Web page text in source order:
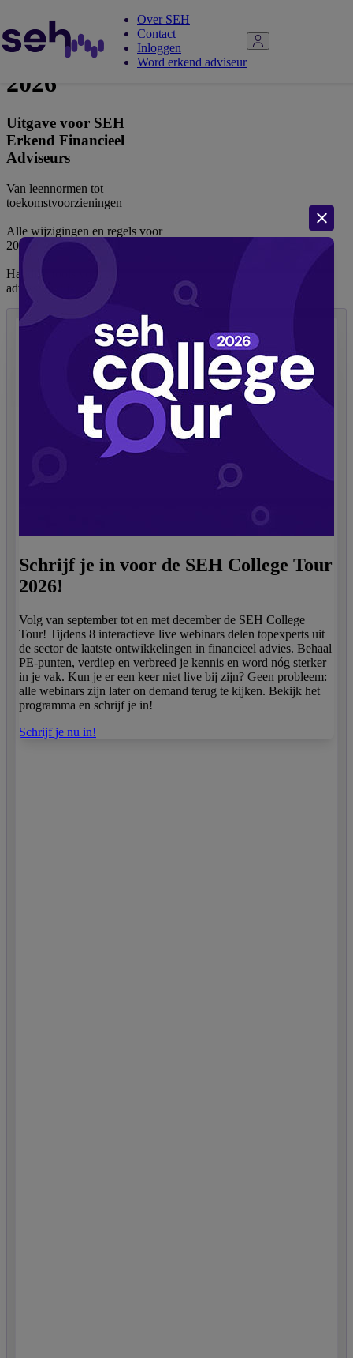
Over SEH
Contact
Inloggen
Word erkend adviseur
Adviespocket
2026
Uitgave voor SEH
Erkend Financieel
Adviseurs
Van leennormen tot
toekomstvoorzieningen
Alle wijzigingen en regels voor
2026
Handige tools voor de
adviespraktijk
Schrijf je in voor de SEH College Tour
2026!
Volg van september tot en met december de SEH College
Tour! Tijdens 8 interactieve live webinars delen topexperts uit
de sector de laatste ontwikkelingen in financieel advies. Behaal
PE-punten, verdiep en verbreed je kennis en word nóg sterker
in je vak. Kun je er een keer niet live bij zijn? Geen probleem:
alle webinars zijn later on demand terug te kijken. Bekijk het
programma en schrijf je in!
Schrijf je nu in!